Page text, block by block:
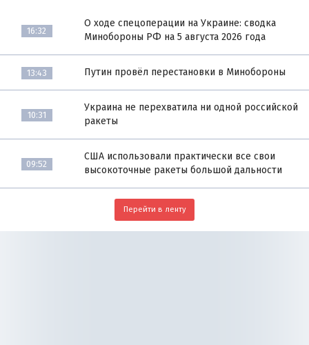
16:32
О ходе спецоперации на Украине: сводка
Минобороны РФ на 5 августа 2026 года
13:43 Путин провёл перестановки в Минобороны
10:31
Украина не перехватила ни одной российской
ракеты
09:52
США использовали практически все свои
высокоточные ракеты большой дальности
Перейти в ленту